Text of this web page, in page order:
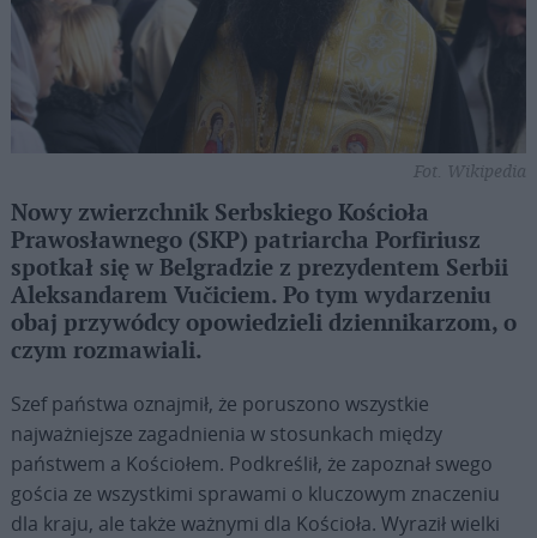
Fot. Wikipedia
Nowy zwierzchnik Serbskiego Kościoła
Prawosławnego (SKP) patriarcha Porfiriusz
spotkał się w Belgradzie z prezydentem Serbii
Aleksandarem Vučiciem. Po tym wydarzeniu
obaj przywódcy opowiedzieli dziennikarzom, o
czym rozmawiali.
Szef państwa oznajmił, że poruszono wszystkie
najważniejsze zagadnienia w stosunkach między
państwem a Kościołem. Podkreślił, że zapoznał swego
gościa ze wszystkimi sprawami o kluczowym znaczeniu
dla kraju, ale także ważnymi dla Kościoła. Wyraził wielki